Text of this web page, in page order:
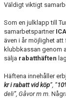
Väldigt viktigt
Som en julklapp till
samarbetspartner
även i år möjlighet att
klubbkassan genom
sälja rabatthäften
Häftena innehåller
kr i rabatt vid köp”, ”
deli”, Gåvor m m.